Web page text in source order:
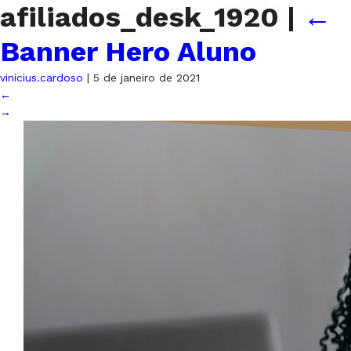
afiliados_desk_1920 | ←
Banner Hero Aluno
vinicius.cardoso | 5 de janeiro de 2021
←
→